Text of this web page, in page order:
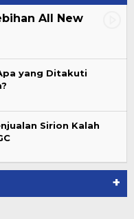
All New
yang Ditakuti
Sirion Kalah
+
Pengawas PP